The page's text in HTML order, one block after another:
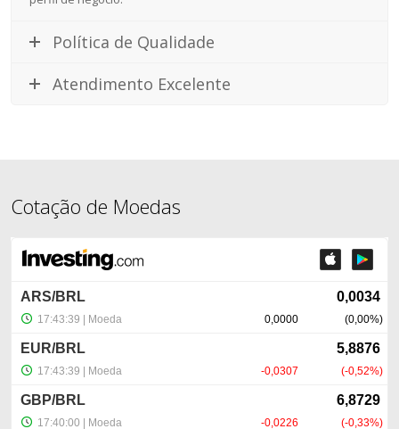
Política de Qualidade
Atendimento Excelente
Cotação de Moedas